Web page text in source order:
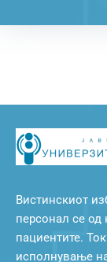
Вистинскиот
персонал се од
пациентите.
исполнување